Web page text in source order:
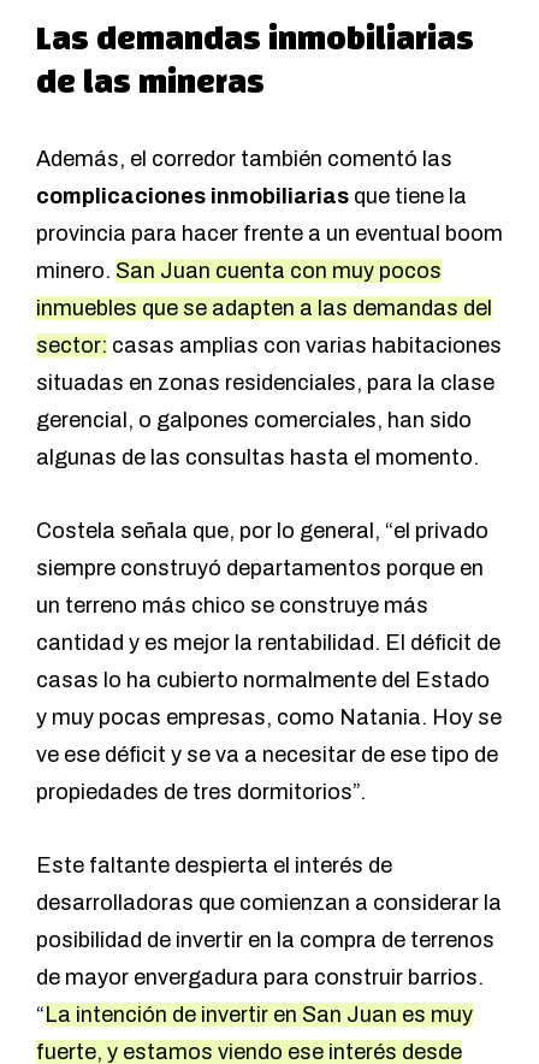
Las demandas inmobiliarias
de las mineras
Además, el corredor también comentó las
complicaciones inmobiliarias que tiene la
provincia para hacer frente a un eventual boom
minero. San Juan cuenta con muy pocos
inmuebles que se adapten a las demandas del
sector: casas amplias con varias habitaciones
situadas en zonas residenciales, para la clase
gerencial, o galpones comerciales, han sido
algunas de las consultas hasta el momento.
Costela señala que, por lo general, “el privado
siempre construyó departamentos porque en
un terreno más chico se construye más
cantidad y es mejor la rentabilidad. El déficit de
casas lo ha cubierto normalmente del Estado
y muy pocas empresas, como Natania. Hoy se
ve ese déficit y se va a necesitar de ese tipo de
propiedades de tres dormitorios”.
Este faltante despierta el interés de
desarrolladoras que comienzan a considerar la
posibilidad de invertir en la compra de terrenos
de mayor envergadura para construir barrios.
“La intención de invertir en San Juan es muy
fuerte, y estamos viendo ese interés desde